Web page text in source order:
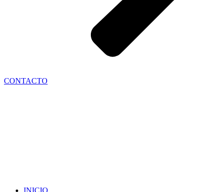
CONTACTO
INICIO